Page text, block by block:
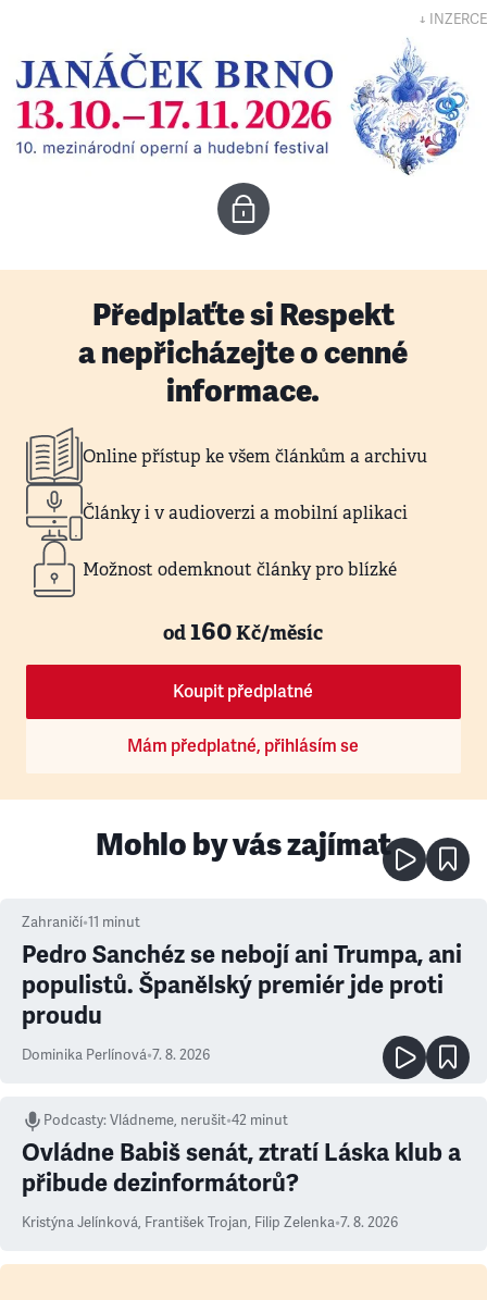
↓ INZERCE
Předplaťte si Respekt
a nepřicházejte o cenné
informace.
Online přístup ke všem článkům a archivu
Články i v audioverzi a mobilní aplikaci
Možnost odemknout články pro blízké
od160Kč/měsíc
Koupit předplatné
Mám předplatné, přihlásím se
Mohlo by vás zajímat
Zahraničí•11 minut
Pedro Sanchéz se nebojí ani Trumpa, ani
populistů. Španělský premiér jde proti
proudu
Dominika Perlínová•7. 8. 2026
Podcasty:Vládneme, nerušit•42 minut
Ovládne Babiš senát, ztratí Láska klub a
přibude dezinformátorů?
Kristýna Jelínková, František Trojan, Filip Zelenka•7. 8. 2026